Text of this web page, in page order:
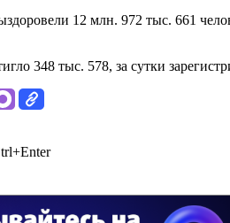
12 млн. 972 тыс. 661
348 тыс. 578, за сутки